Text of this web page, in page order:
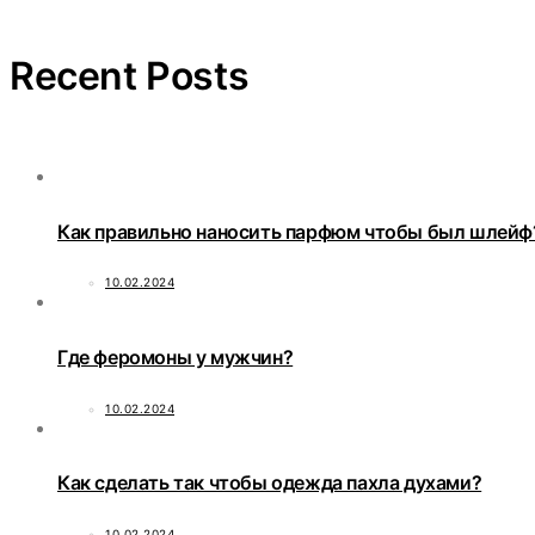
Recent Posts
Как правильно наносить парфюм чтобы был
10.02.2024
Где феромоны у мужчин?
10.02.2024
Как сделать так чтобы одежда пахла духами?